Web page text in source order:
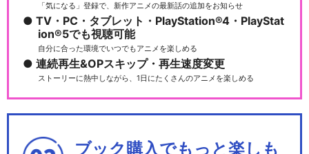
「気になる」登録で、新作アニメの最新話の追加をお知らせ
TV・PC・タブレット・PlayStation®4・PlayStat
ion®5でも視聴可能
自分に合った環境でいつでもアニメを楽しめる
連続再生&OPスキップ・再生速度変更
ストーリーに熱中しながら、1日にたくさんのアニメを楽しめる
ブック購入でもっと楽しも